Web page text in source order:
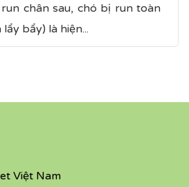
chân sau, chó bị run toàn
bẩy) là hiện...
Việt Nam